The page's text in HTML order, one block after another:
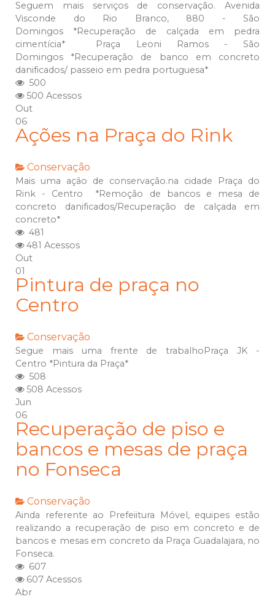
Seguem mais serviços de conservação. Avenida
Visconde do Rio Branco, 880 - São
Domingos *Recuperação de calçada em pedra
cimentícia* Praça Leoni Ramos - São
Domingos *Recuperação de banco em concreto
danificados/ passeio em pedra portuguesa*
500
500 Acessos
Out
06
Ações na Praça do Rink
Conservação
Mais uma açâo de conservação.na cidade Praça do
Rink - Centro *Remoção de bancos e mesa de
concreto danificados/Recuperação de calçada em
concreto*
481
481 Acessos
Out
01
Pintura de praça no
Centro
Conservação
Segue mais uma frente de trabalhoPraça JK -
Centro *Pintura da Praça*
508
508 Acessos
Jun
06
Recuperação de piso e
bancos e mesas de praça
no Fonseca
Conservação
Ainda referente ao Prefeiitura Móvel, equipes estão
realizando a recuperação de piso em concreto e de
bancos e mesas em concreto da Praça Guadalajara, no
Fonseca.
607
607 Acessos
Abr